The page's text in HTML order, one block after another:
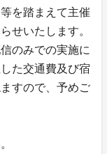
を踏まえて主催
せいたします。
のみでの実施に
た交通費及び宿
すので、予めご